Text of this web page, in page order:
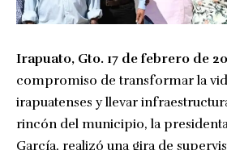
Irapuato, Gto. 17 de febrero de
compromiso de transformar la
irapuatenses y llevar
rincón del municipio, la
García, realizó una gira de